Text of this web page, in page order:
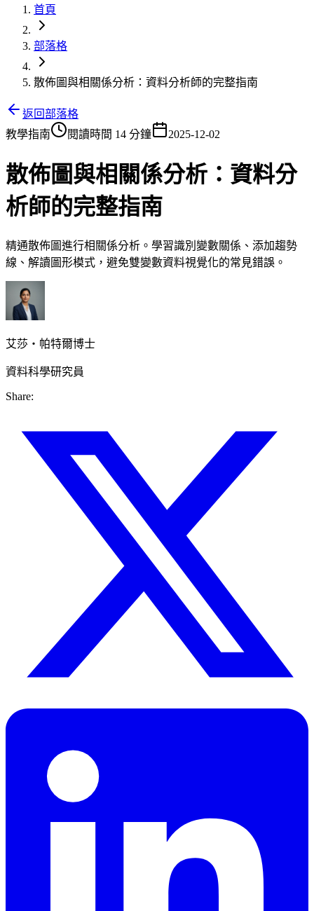
首頁
部落格
散佈圖與相關係分析：資料分析師的完整指南
返回部落格
教學指南
閱讀時間 14 分鐘 2025-12-02
散佈圖與相關係分析：資料分
析師的完整指南
精通散佈圖進行相關係分析。學習識別變數關係、添加趨勢
線、解讀圖形模式，避免雙變數資料視覺化的常見錯誤。
艾莎・帕特爾博士
資料科學研究員
Share: